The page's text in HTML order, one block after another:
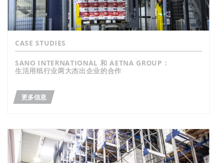
CASE STUDIES
SANO INTERNATIONAL 和 AETNA GROUP：
生活用纸行业两大杰出企业的合作
更多信息